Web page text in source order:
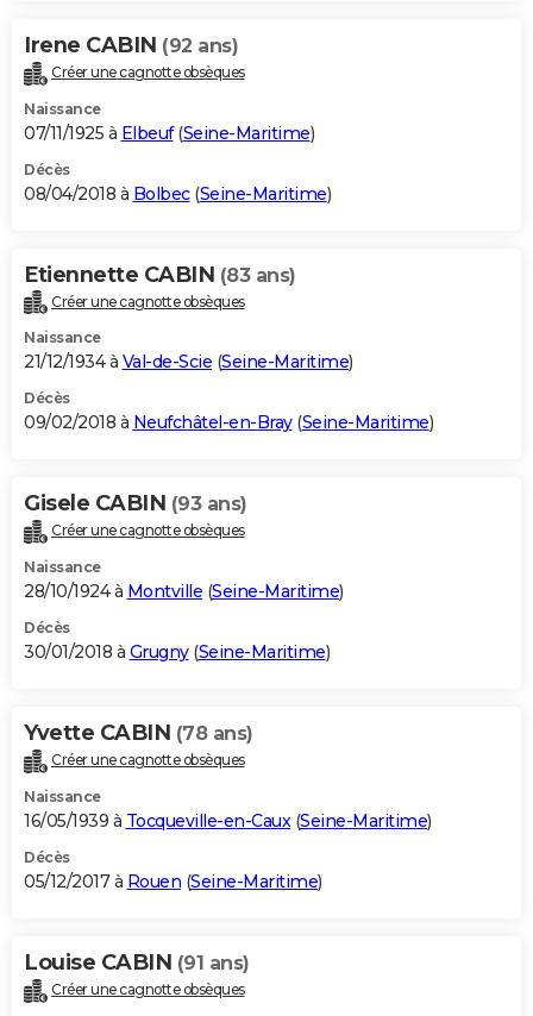
Irene CABIN (92 ans)
Créer une cagnotte obsèques
Naissance
07/11/1925 à Elbeuf(Seine-Maritime)
Décès
08/04/2018 à Bolbec(Seine-Maritime)
Etiennette CABIN (83 ans)
Créer une cagnotte obsèques
Naissance
21/12/1934 à Val-de-Scie (Seine-Maritime)
Décès
09/02/2018 à Neufchâtel-en-Bray(Seine-Maritime)
Gisele CABIN (93 ans)
Créer une cagnotte obsèques
Naissance
28/10/1924 à Montville (Seine-Maritime)
Décès
30/01/2018 à Grugny(Seine-Maritime)
Yvette CABIN (78 ans)
Créer une cagnotte obsèques
Naissance
16/05/1939 à Tocqueville-en-Caux(Seine-Maritime)
Décès
05/12/2017 à Rouen (Seine-Maritime)
Louise CABIN (91 ans)
Créer une cagnotte obsèques